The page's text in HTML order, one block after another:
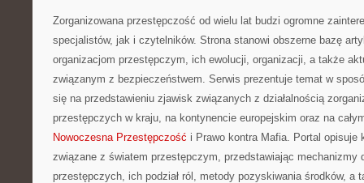
Zorganizowana przestępczość od wielu lat budzi ogromne
specjalistów, jak i czytelników. Strona stanowi obszerne bazę
organizacjom przestępczym, ich ewolucji, organizacji, a także
związanym z bezpieczeństwem. Serwis prezentuje temat w
się na przedstawieniu zjawisk związanych z działalnością
przestępczych w kraju, na kontynencie europejskim oraz na
Nowoczesna Przestępczość i Prawo kontra Mafia. Portal opisuje
związane z światem przestępczym, przedstawiając mechanizmy
przestępczych, ich podział ról, metody pozyskiwania środków, a